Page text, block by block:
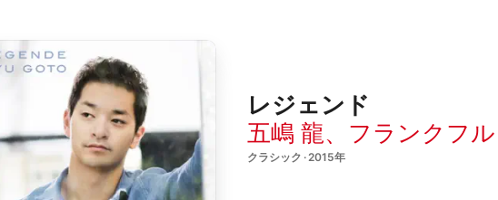
レジェンド
五嶋 龍、 フランクフ
クラシック · 2015年